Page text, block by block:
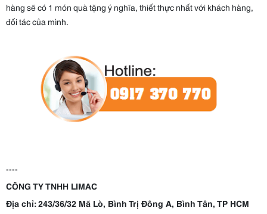
hàng sẽ có 1 món quà tặng ý nghĩa, thiết thực nhất với khách hàng,
đối tác của mình.
----
CÔNG TY TNHH LIMAC
Địa chỉ: 243/36/32 Mã Lò, Bình Trị Đông A, Bình Tân, TP HCM